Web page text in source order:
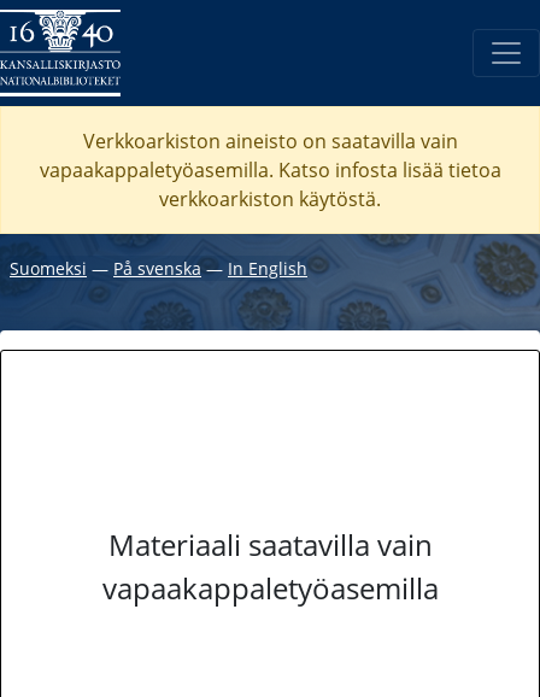
Verkkoarkiston aineisto on saatavilla vain
vapaakappaletyöasemilla. Katso infosta lisää tietoa
verkkoarkiston käytöstä.
Suomeksi ― På svenska ― In English
Materiaali saatavilla vain
vapaakappaletyöasemilla